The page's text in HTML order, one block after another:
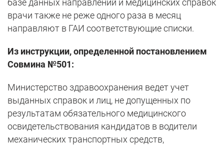
врачи также не реже одного раза в месяц
направляют в ГАИ соответствующие списки.
Из инструкции, определенной постановлением
Совмина №501:
Министерство здравоохранения ведет учет
выданных справок и лиц, не допущенных по
результатам обязательного медицинского
освидетельствования кандидатов в водители
механических транспортных средств,